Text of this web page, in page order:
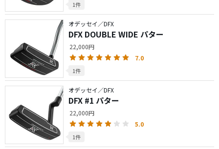
1件
オデッセイ／DFX
DFX DOUBLE WIDE パター
22,000円
7.0
1件
オデッセイ／DFX
DFX #1 パター
22,000円
5.0
1件